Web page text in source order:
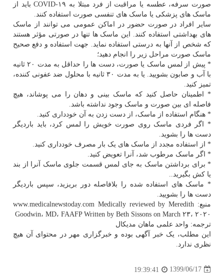
صورت سرفه، عطسه یا مراقبت از فرد مبتلا به COVID-۱۹ باید از
ماسک های پزشکی یا ماسک های تنفسی صورت استفاده کنند.
سایر افراد در صورت حضور در اماکن عمومی می توانند از ماسک
های بهداشتی استفاده کنند. این ماسک ها تنها در صورتی مؤثر هستند
که شخص از آنها به درستی استفاده نماید. جهت استفاده و دفع صحیح
ماسک صورت مراحل زیر را انجام دهید؛
* پیش از لمس ماسک یا صورت، دست ها را حداقل به مدت ۲۰ ثانیه
با آب و صابون بشویید. یا به مدت ۳۰ ثانیه با محلول ضد عفونی کننده،
تمیز کنید.
* اطمینان حاصل کنید که ماسک بینی و دهان را می پوشاند، هیچ
فاصله ای بین صورت و ماسک وجود نداشته باشد.
* هنگام استفاده از ماسک، از دست زدن به آن خودداری کنید.
* اگر فردی ماسک روی صورت خویش را لمس کرد، باید باردیگر
دست ها را بشوید.
* از استفاده مجدد از ماسک های یک بار مصرف خودداری کنید.
* اگر ماسک مرطوب شد، آنرا تعویض کنید.
* برای برداشتن ماسک به جای لمس قسمت جلوی ماسک آنرا از بند
یا کش بگیرید..
* ماسک های استفاده شده را بلافاصله دور بریزید، سپس باردیگر
دست ها را بشویید.
منبع: www.medicalnewstoday.com Medically reviewed by Meredith
Goodwin، MD، FAAFP Written by Beth Sissons on March ۲۳، ۲۰۲۰
ترجمه: واحد علمی ماهان مدیکال
این مطلب، یک خبر آگهی بوده و خبرگزاری مهر در محتوای آن هیچ
نظری ندارد.
1399/06/17
19:39:41